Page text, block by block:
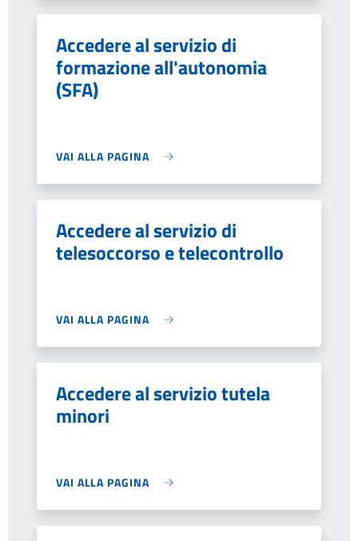
Accedere al servizio di
formazione all'autonomia
(SFA)
VAI ALLA PAGINA
Accedere al servizio di
telesoccorso e telecontrollo
VAI ALLA PAGINA
Accedere al servizio tutela
minori
VAI ALLA PAGINA